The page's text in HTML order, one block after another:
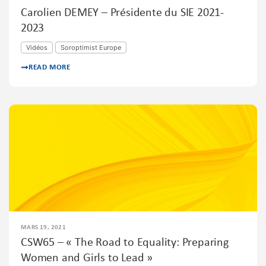
Carolien DEMEY – Présidente du SIE 2021-
2023
Vidéos Soroptimist Europe
READ MORE
MARS 19, 2021
CSW65 – « The Road to Equality: Preparing
Women and Girls to Lead »